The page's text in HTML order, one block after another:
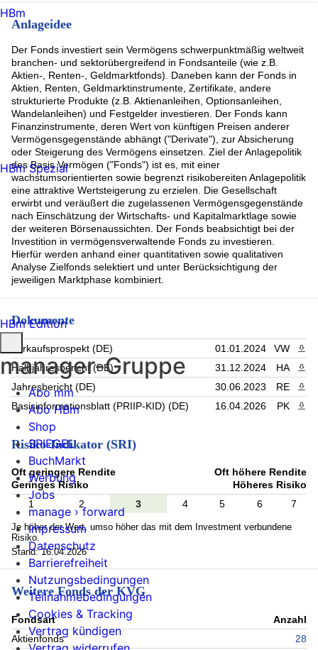
Anlageidee
Der Fonds investiert sein Vermögens schwerpunktmäßig weltweit
branchen- und sektorübergreifend in Fondsanteile (wie z.B.
Aktien-, Renten-, Geldmarktfonds). Daneben kann der Fonds in
Aktien, Renten, Geldmarktinstrumente, Zertifikate, andere
strukturierte Produkte (z.B. Aktienanleihen, Optionsanleihen,
Wandelanleihen) und Festgelder investieren. Der Fonds kann
Finanzinstrumente, deren Wert von künftigen Preisen anderer
Vermögensgegenstände abhängt ("Derivate"), zur Absicherung
oder Steigerung des Vermögens einsetzen. Ziel der Anlagepolitik
des Basis Vermögen ("Fonds") ist es, mit einer
wachstumsorientierten sowie begrenzt risikobereiten Anlagepolitik
eine attraktive Wertsteigerung zu erzielen. Die Gesellschaft
erwirbt und veräußert die zugelassenen Vermögensgegenstände
nach Einschätzung der Wirtschafts- und Kapitalmarktlage sowie
der weiteren Börsenaussichten. Der Fonds beabsichtigt bei der
Investition in vermögensverwaltende Fonds zu investieren.
Hierfür werden anhand einer quantitativen sowie qualitativen
Analyse Zielfonds selektiert und unter Berücksichtigung der
jeweiligen Marktphase kombiniert.
Dokumente
Verkaufsprospekt (DE) 01.01.2024 VW
Halbjahresbericht (DE)
31.12.2024 HA
Jahresbericht (DE)
30.06.2023 RE
Basisinformationsblatt (PRIIP-KID) (DE)
16.04.2026 PK
Risiko-Indikator (SRI)
Oft geringere Rendite
Geringes Risiko
Oft höhere Rendite
Höheres Risiko
1
2 3 4 5 6 7
Je höher der Wert, umso höher das mit dem Investment verbundene
Risiko.
Stand: 16.04.2026
Weitere Fonds der KVG
Fondsart
Anzahl
Aktienfonds
28
HBm
HBm Spezial
HBm Edition
manager-Gruppe
Abo mm
Abo HBm
Shop
SPIEGEL
BuchMarkt
Werbung
Jobs
manage › forward
Impressum
Datenschutz
Barrierefreiheit
Nutzungsbedingungen
Teilnahmebedingungen
Cookies & Tracking
Vertrag kündigen